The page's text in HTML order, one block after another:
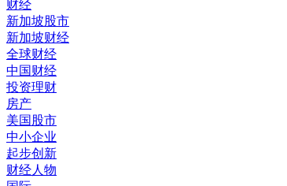
财经
新加坡股市
新加坡财经
全球财经
中国财经
投资理财
房产
美国股市
中小企业
起步创新
财经人物